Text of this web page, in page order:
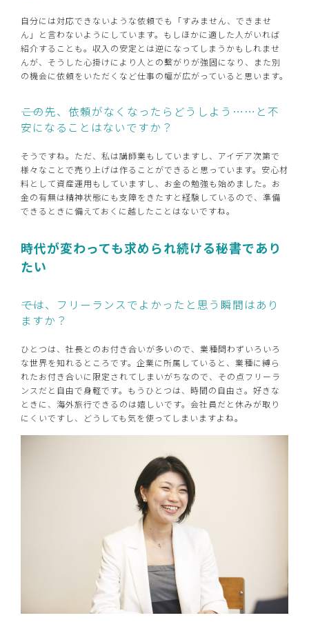
自分には対応できないような依頼でも「すみません、できませ
ん」と言わないようにしています。もしほかに適した人がいれば
紹介することも。収入の安定とは逆になってしまうかもしれませ
んが、そうした心掛けにより人との繫がりが強固になり、また別
の機会に依頼をいただくなど仕事の幅が広がっていると思います。
――この先、依頼がなくなったらどうしよう……と不
安になることはないですか？
そうですね。ただ、私は講師業もしていますし、アイデア次第で
様々なことで売り上げは作ることができると思っています。安心材
料として資産運用もしていますし、お金の勉強も始めました。お
金の有無は精神状態にも支障をきたすと経験しているので、準備
できるときに備えておくに越したことはないですね。
時代が変わっても求められ続ける秘書であり
たい
――では、フリーランスでよかったと思う瞬間はあり
ますか？
ひとつは、社長とのお付き合いが多いので、業種問わずいろいろ
な世界を知れるところです。企業に所属していると、業種に縛ら
れたお付き合いに限定されてしまいがちなので、その点フリーラ
ンスだと自由で身軽です。もうひとつは、時間の自由さ。好きな
ときに、海外旅行できるのは嬉しいです。会社員だと休みが取り
にくいですし、どうしても気を使ってしまいますよね。